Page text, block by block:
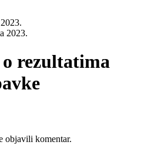
2023.
rezultatima
objavili komentar.